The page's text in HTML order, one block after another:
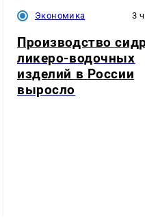
Экономика 3
Производство
ликеро-водочных
изделий в России
выросло